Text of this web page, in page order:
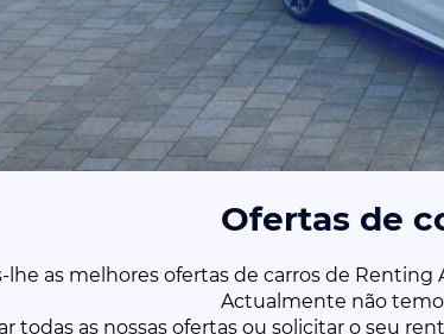
Ofertas de
as melhores ofertas de carros de
Actualmente não
todas as nossas ofertas ou solicitar o seu